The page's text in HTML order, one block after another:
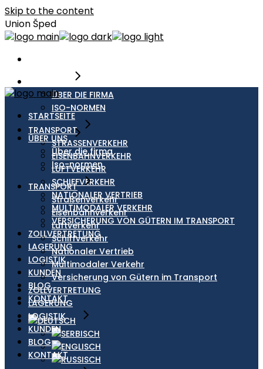
Skip to the content
Union Šped
ÜBER DIE FIRMA
ISO-NORMEN
TRANSPORT
STRASSENVERKEHR
EISENBAHNVERKEHR
LUFTVERKEHR
SCHIFFVERKEHR
NATIONALER VERTRIEB
MULTIMODALER VERKEHR
VERSICHERUNG VON GÜTERN IM TRANSPORT
ZOLLVERTRETUNG
LAGERUNG
LOGISTIK
KUNDEN
BLOG
KONTAKT
STARTSEITE
ÜBER UNS
Über die firma
Iso-normen
TRANSPORT
Straßenverkehr
Eisenbahnverkehr
Luftverkehr
Schiffverkehr
Nationaler Vertrieb
Multimodaler Verkehr
Versicherung von Gütern im Transport
ZOLLVERTRETUNG
LAGERUNG
LOGISTIK
KUNDEN
BLOG
KONTAKT